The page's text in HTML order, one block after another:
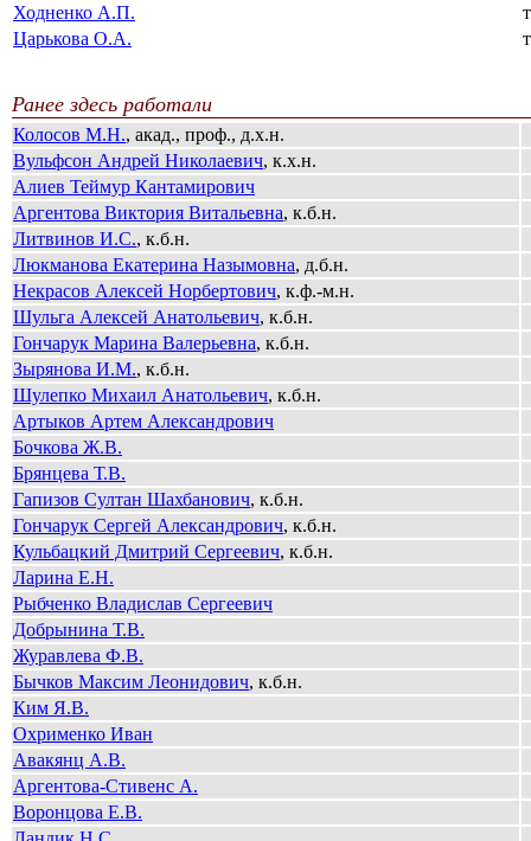
Ходненко А.П.
Царькова О.А.
Ранее здесь работали
Колосов М.Н., акад., проф., д.х.н.
Вульфсон Андрей Николаевич, к.х.н.
Алиев Теймур Кантамирович
Аргентова Виктория Витальевна, к.б.н.
Литвинов И.С., к.б.н.
Люкманова Екатерина Назымовна, д.б.н.
Некрасов Алексей Норбертович, к.ф.-м.н.
Шульга Алексей Анатольевич, к.б.н.
Гончарук Марина Валерьевна, к.б.н.
Зырянова И.М., к.б.н.
Шулепко Михаил Анатольевич, к.б.н.
Артыков Артем Александрович
Бочкова Ж.В.
Брянцева Т.В.
Гапизов Султан Шахбанович, к.б.н.
Гончарук Сергей Александрович, к.б.н.
Кульбацкий Дмитрий Сергеевич, к.б.н.
Ларина Е.Н.
Рыбченко Владислав Сергеевич
Добрынина Т.В.
Журавлева Ф.В.
Бычков Максим Леонидович, к.б.н.
Ким Я.В.
Охрименко Иван
Авакянц А.В.
Аргентова-Стивенс А.
Воронцова Е.В.